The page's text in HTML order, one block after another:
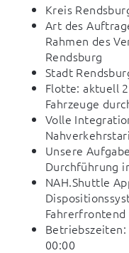
Kreis
Art des
Rahmen des
Rendsburg
Stadt
Flotte: aktuell 2
Fahrzeuge
Volle
Unsere
Durchführung
NAH.Shuttle
Betriebszeiten:
00:00